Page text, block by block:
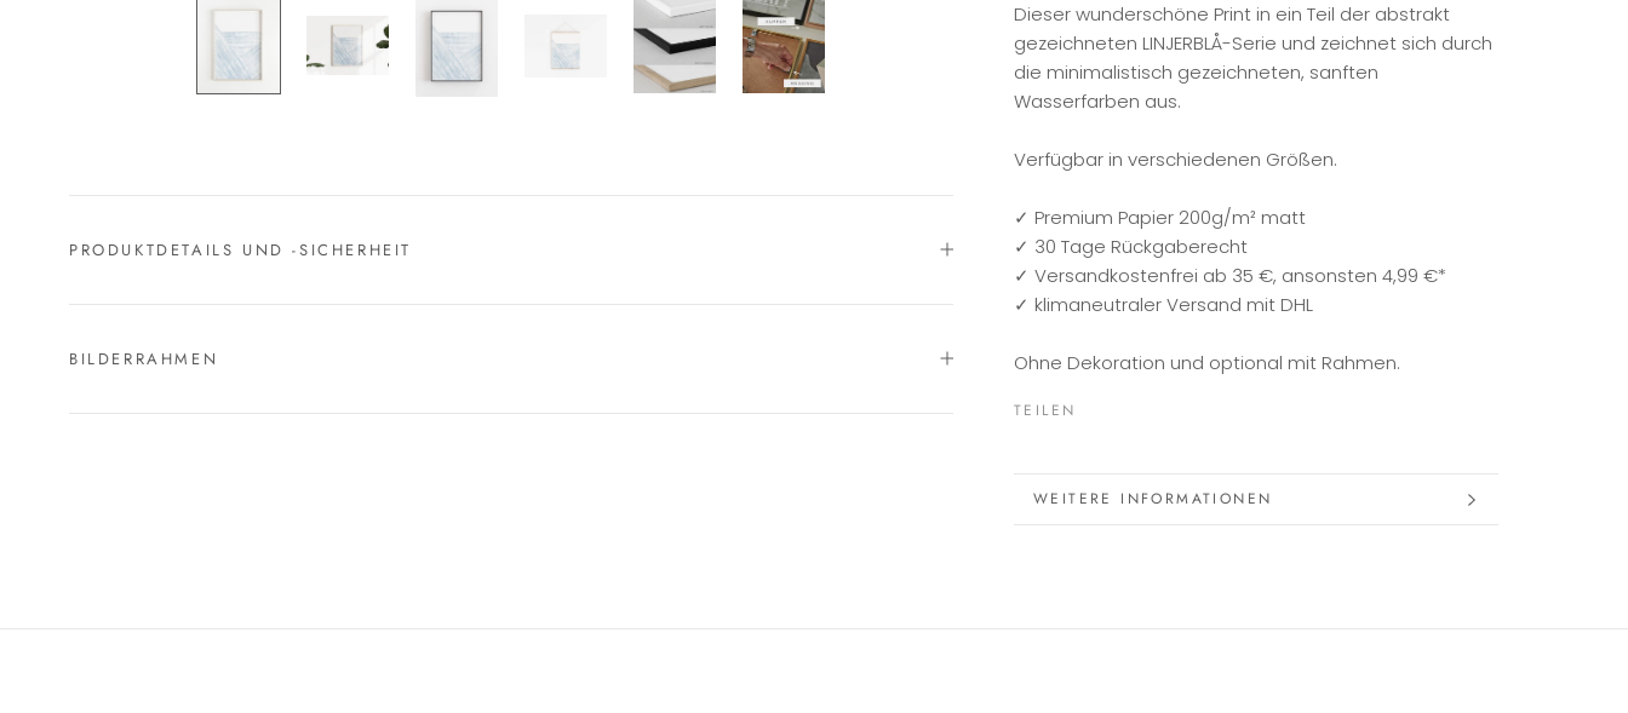
Dieser wunderschöne Print in ein Teil der abstrakt
gezeichneten LINJERBLÅ-Serie und zeichnet sich durch
die minimalistisch gezeichneten, sanften
Wasserfarben aus.
Verfügbar in verschiedenen Größen.
✓ Premium Papier 200g/m² matt
✓ 30 Tage Rückgaberecht
✓ Versandkostenfrei ab 35 €, ansonsten 4,99 €*
✓ klimaneutraler Versand mit DHL
Ohne Dekoration und optional mit Rahmen.
TEILEN
WEITERE INFORMATIONEN
FOTOS ANSCHAUEN
PRODUKTDETAILS UND -SICHERHEIT
BILDERRAHMEN